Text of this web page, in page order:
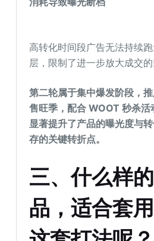
高转化时间段广告无法持续
层，限制了进一步放大成交的
第二轮属于集中爆发阶段，
售旺季，配合 WOOT 秒杀活
显著提升了产品的曝光度与
存的关键转折点。
三、什么样
品，适合套